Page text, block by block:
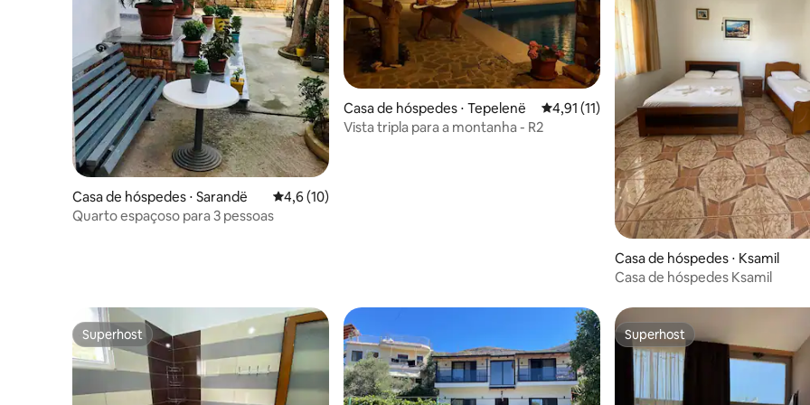
Casa de hóspedes ⋅ Sarandë 4,6 de uma avaliação média de 5, 10 avaliações
4,6 (10)
Quarto espaçoso para 3 pessoas
Casa de hóspedes ⋅ Tepelenë 4,91 de uma avaliação média de 5, 11
4,91 (11)
Vista tripla para a montanha - R2
Casa de hóspedes ⋅ Ksamil
Casa de hóspedes Ksamil
Superhost
Superhost Superhost
Superhost